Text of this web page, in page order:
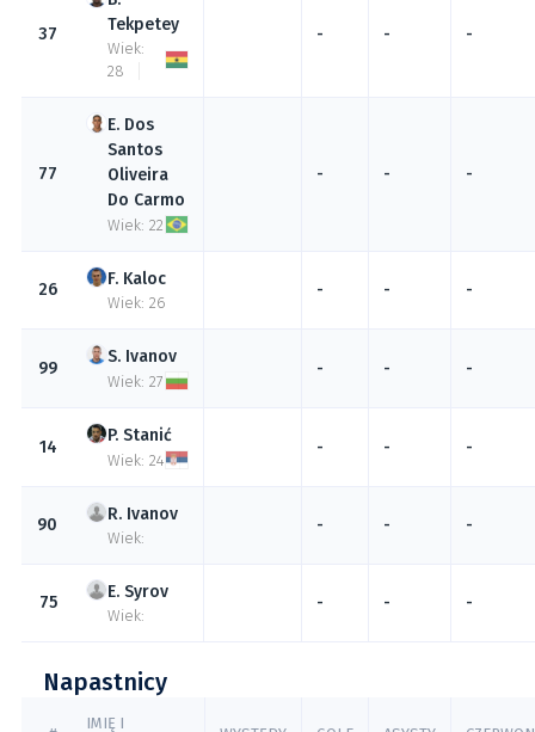
37 Tekpetey
Wiek:
28
- - -
77
Dos
Santos
Oliveira
Do Carmo
Wiek: 22
- - -
26
Kaloc
Wiek: 26
- - -
99
Ivanov
Wiek: 27
- - -
14
Stanić
Wiek: 24
- - -
90
Ivanov
Wiek:
- - -
75
Syrov
Wiek:
- - -
Napastnicy
IMIĘ I